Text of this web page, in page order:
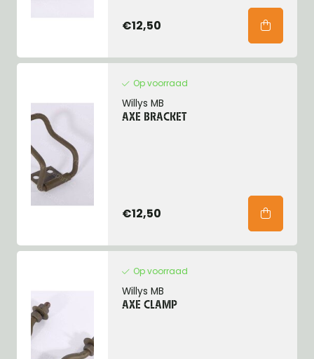
€12,50
Op voorraad
Willys MB
AXE BRACKET
€12,50
Op voorraad
Willys MB
AXE CLAMP